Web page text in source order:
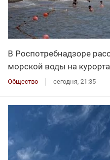
В Роспотребнадзоре
морской воды на
Общество сегодня, 21:35